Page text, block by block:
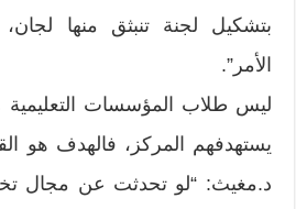
الأمر‮”.‬
ليس طلاب المؤسسات التعليمية